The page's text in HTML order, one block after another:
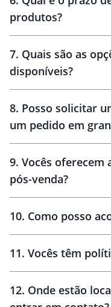
produtos?
10 dias
7. Quais são as
disponíveis?
8. Posso solicitar
um pedido em
9. Vocês oferecem
pós-venda?
10. Como posso
11. Vocês têm
12. Onde estão